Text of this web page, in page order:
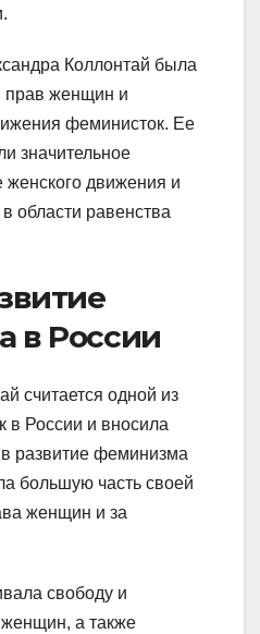
Коллонтай была
прав женщин и
феминисток. Ее
значительное
женского движения и
области равенства
в России
считается одной из
в России и вносила
развитие феминизма
большую часть своей
женщин и за
свободу и
женщин, а также